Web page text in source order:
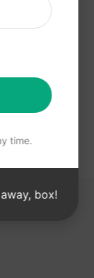
no
a
los
time.
box!